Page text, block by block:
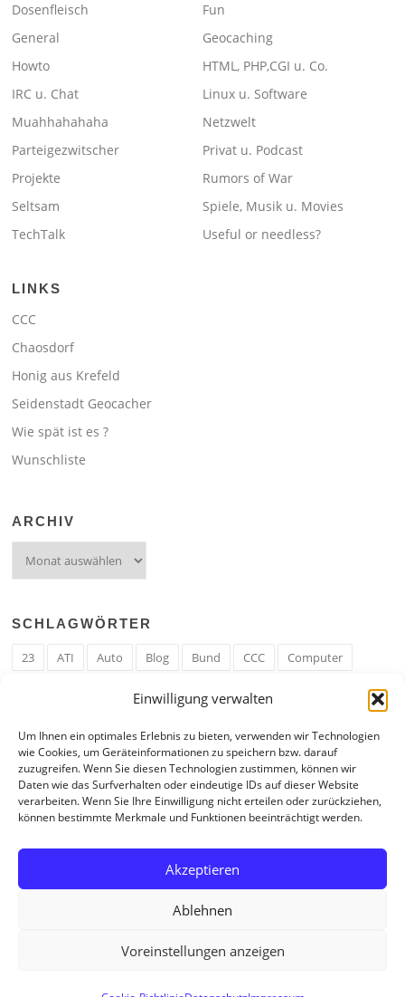
Einwilligung verwalten
Um Ihnen ein optimales Erlebnis zu bieten, verwenden wir Technologien
wie Cookies, um Geräteinformationen zu speichern bzw. darauf
zuzugreifen. Wenn Sie diesen Technologien zustimmen, können wir
Daten wie das Surfverhalten oder eindeutige IDs auf dieser Website
verarbeiten. Wenn Sie Ihre Einwilligung nicht erteilen oder zurückziehen,
können bestimmte Merkmale und Funktionen beeinträchtigt werden.
Akzeptieren
Ablehnen
Voreinstellungen anzeigen
Dosenfleisch
Fun
General
Geocaching
Howto
HTML, PHP,CGI u. Co.
IRC u. Chat
Linux u. Software
Muahhahahaha
Netzwelt
Parteigezwitscher
Privat u. Podcast
Projekte
Rumors of War
Seltsam
Spiele, Musik u. Movies
TechTalk
Useful or needless?
LINKS
CCC
Chaosdorf
Honig aus Krefeld
Seidenstadt Geocacher
Wie spät ist es ?
Wunschliste
ARCHIV
SCHLAGWÖRTER
23 ATI Auto Blog Bund CCC
Computer
Google
Hack Hand HE ICE IE Internet
Krefeld
Liebe Linux u. Software Mail Mann
PHP
RAM
Regeln RZ Spam Spiel Ticker
USA
Video
Weblog Welt WWW Youtube Zahl
Copyright © 2026 Tagebuch eines Internetjunkies. All Rights Reserved.